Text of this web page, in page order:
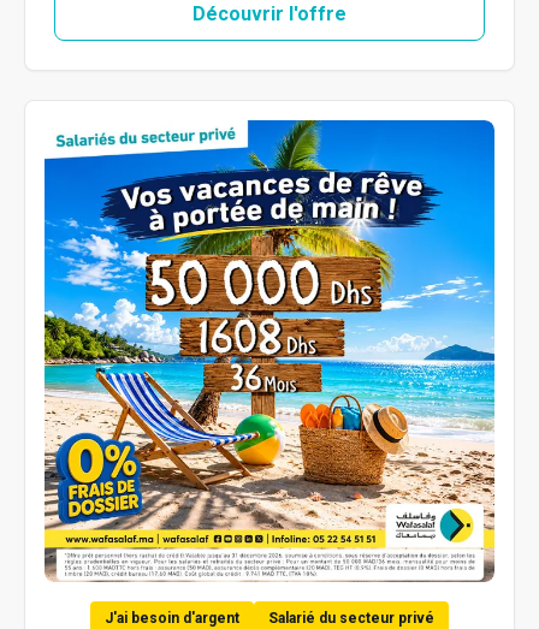
Découvrir l'offre
J'ai besoin d'argent Salarié du secteur privé